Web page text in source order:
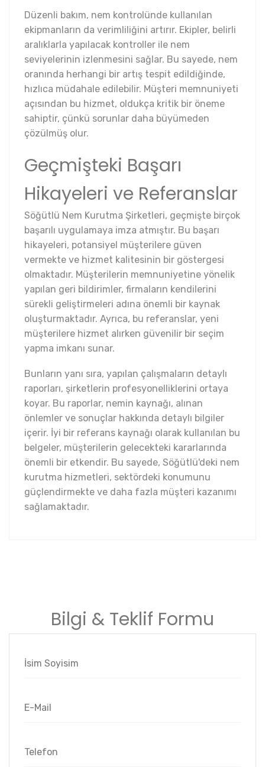
Düzenli bakım, nem kontrolünde kullanılan
ekipmanların da verimliliğini artırır. Ekipler, belirli
aralıklarla yapılacak kontroller ile nem
seviyelerinin izlenmesini sağlar. Bu sayede, nem
oranında herhangi bir artış tespit edildiğinde,
hızlıca müdahale edilebilir. Müşteri memnuniyeti
açısından bu hizmet, oldukça kritik bir öneme
sahiptir, çünkü sorunlar daha büyümeden
çözülmüş olur.
Geçmişteki Başarı
Hikayeleri ve Referanslar
Söğütlü Nem Kurutma Şirketleri, geçmişte birçok
başarılı uygulamaya imza atmıştır. Bu başarı
hikayeleri, potansiyel müşterilere güven
vermekte ve hizmet kalitesinin bir göstergesi
olmaktadır. Müşterilerin memnuniyetine yönelik
yapılan geri bildirimler, firmaların kendilerini
sürekli geliştirmeleri adına önemli bir kaynak
oluşturmaktadır. Ayrıca, bu referanslar, yeni
müşterilere hizmet alırken güvenilir bir seçim
yapma imkanı sunar.
Bunların yanı sıra, yapılan çalışmaların detaylı
raporları, şirketlerin profesyonelliklerini ortaya
koyar. Bu raporlar, nemin kaynağı, alınan
önlemler ve sonuçlar hakkında detaylı bilgiler
içerir. İyi bir referans kaynağı olarak kullanılan bu
belgeler, müşterilerin gelecekteki kararlarında
önemli bir etkendir. Bu sayede, Söğütlü'deki nem
kurutma hizmetleri, sektördeki konumunu
güçlendirmekte ve daha fazla müşteri kazanımı
sağlamaktadır.
Bilgi & Teklif Formu